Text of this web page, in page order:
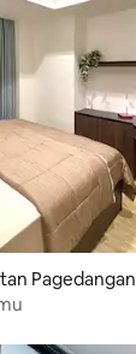
Pagedangan